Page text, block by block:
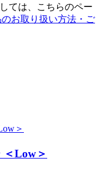
ては、こちらのペー
のお取り扱い方法・ご
Low＞